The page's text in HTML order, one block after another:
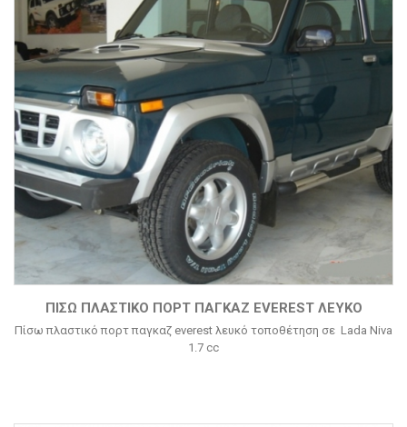
ΠΊΣΩ ΠΛΑΣΤΙΚΌ ΠΟΡΤ ΠΑΓΚΑΖ EVEREST ΛΕΥΚΌ
Πίσω πλαστικό πορτ παγκαζ everest λευκό τοποθέτηση σε Lada Niva
1.7 cc